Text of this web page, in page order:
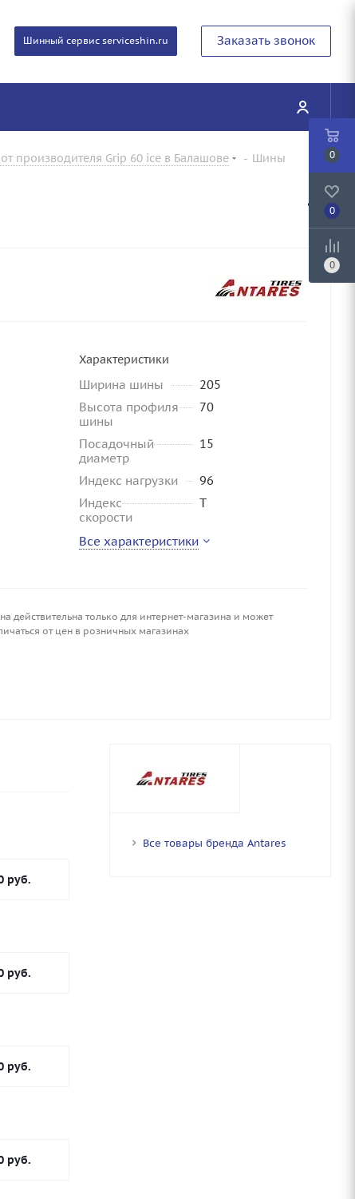
Шинный сервис serviceshin.ru Заказать звонок
производителя Grip 60 ice в Балашове - Шины
Характеристики
Ширина шины
205
Высота профиля
шины
70
Посадочный
диаметр
15
Индекс нагрузки
96
Индекс
скорости
T
Все характеристики
действительна только для интернет-магазина и может
от цен в розничных магазинах
руб.
руб.
руб.
руб.
Все товары бренда Antares
0
0
0